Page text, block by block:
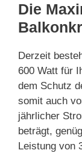
Die
Derzeit
600 Watt für
dem Schutz
somit auch
jährlicher
beträgt,
Leistung von